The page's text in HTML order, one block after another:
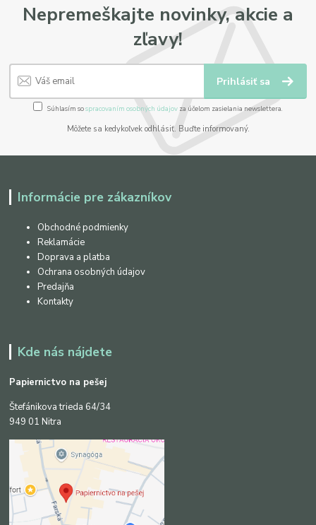
Nepremeškajte novinky, akcie a
zľavy!
Prihlásiť sa
Súhlasím sospracovaním osobných údajov za účelom zasielania newslettera.
Môžete sa kedykoľvek odhlásiť. Buďte informovaný.
Informácie pre zákazníkov
Obchodné podmienky
Reklamácie
Doprava a platba
Ochrana osobných údajov
Predajňa
Kontakty
Kde nás nájdete
Papiernictvo na pešej
Štefánikova trieda 64/34
949 01 Nitra